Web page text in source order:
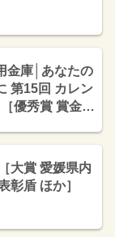
金庫│あなたの
第15回 カレン
優秀賞 賞金各
大賞 愛媛県内
彰盾 ほか］